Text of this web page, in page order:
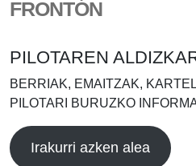
FRONTÓN
PILOTAREN
BERRIAK, EMAITZAK,
PILOTARI BURUZKO
Irakurri azken alea